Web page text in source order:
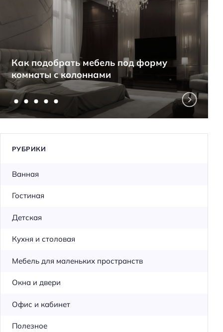
Как подобрать мебель под форму
комнаты с колоннами
РУБРИКИ
Ванная
Гостиная
Детская
Кухня и столовая
Мебель для маленьких пространств
Окна и двери
Офис и кабинет
Полезное